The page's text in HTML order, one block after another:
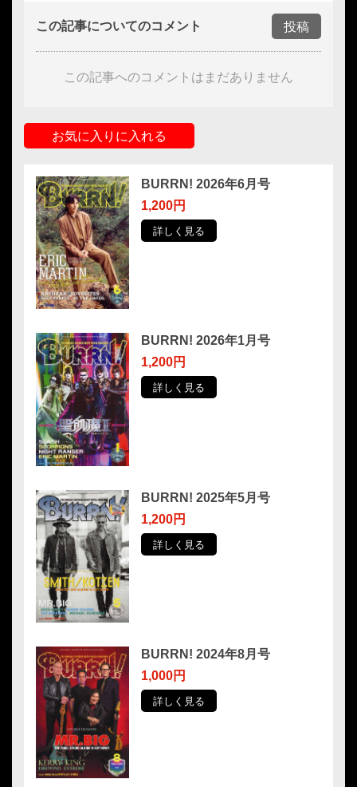
この記事についてのコメント 投稿
この記事へのコメントはまだありません
お気に入りに入れる
BURRN! 2026年6月号
1,200円
詳しく見る
BURRN! 2026年1月号
1,200円
詳しく見る
BURRN! 2025年5月号
1,200円
詳しく見る
BURRN! 2024年8月号
1,000円
詳しく見る